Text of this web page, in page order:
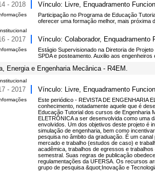
- 2018 Vínculo: Livre, Enquadramento
Participação no Programa de Educação
oferecer uma formação melhor, mais próxima
- 2017 Vínculo: Colaborador, Enquadramento
Estágio Supervisionado na Diretoria de
SPDA e posteamento. Auxilio aos
Energia e Engenharia Mecânica - R4EM.
- 2017 Vínculo: Livre, Enquadramento
Este periódico - REVISTA DE ENGENHARIA
conhecimento, notadamente aquele que é
Educação Tutorial dos cursos de Engenharia
ELETRÔNICA a ser desenvolvida como uma
envolvidos. Um dos objetivos deste projeto é
simulação de engenharia, bem como
pesquisa no âmbito da graduação. É um
mercado e trabalho (estudos de caso) e
acadêmica, trabalhos de egressos e
semestral. Suas regras de publicação
regulamentações da UFERSA. Os recursos
grupo de pesquisa &quot;Inovação e